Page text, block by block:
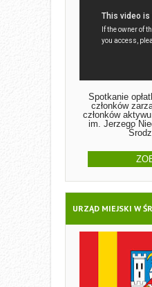
Spotkanie
członków
członków
im. Jerzego
URZĄD MIEJSKI W